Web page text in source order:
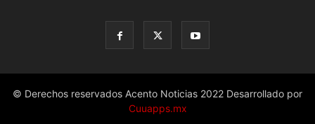
© Derechos reservados Acento Noticias 2022 Desarrollado por
Cuuapps.mx